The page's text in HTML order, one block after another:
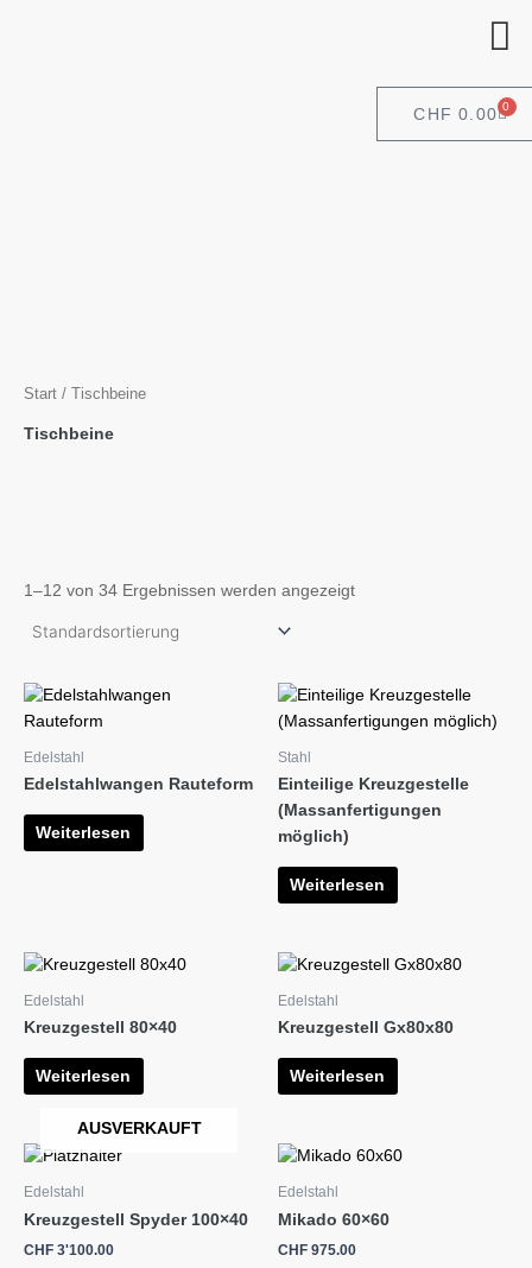
CHF 0.00 0
Start / Tischbeine
Tischbeine
1–12 von 34 Ergebnissen werden angezeigt
Edelstahl
Edelstahlwangen Rauteform
Weiterlesen
Stahl
Einteilige Kreuzgestelle
(Massanfertigungen
möglich)
Weiterlesen
Edelstahl
Kreuzgestell 80×40
Weiterlesen
Edelstahl
Kreuzgestell Gx80x80
Weiterlesen
AUSVERKAUFT
Edelstahl
Kreuzgestell Spyder 100×40
CHF 3'100.00
Edelstahl
Mikado 60×60
CHF 975.00